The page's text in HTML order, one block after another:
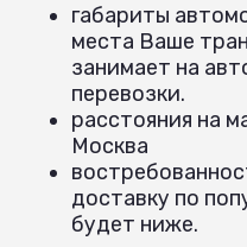
габариты
места Ваше
занимает на
перевозки.
расстояния на
Москва
доставку по
будет ниже.